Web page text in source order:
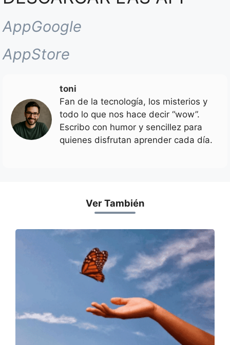
AppGoogle
AppStore
toni
Fan de la tecnología, los misterios y
todo lo que nos hace decir “wow”.
Escribo con humor y sencillez para
quienes disfrutan aprender cada día.
Ver También